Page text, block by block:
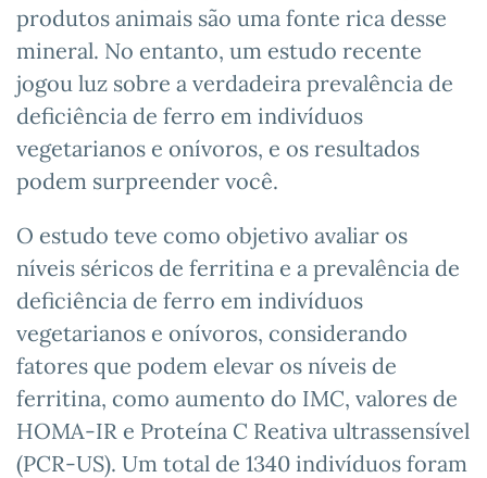
produtos animais são uma fonte rica desse
mineral. No entanto, um estudo recente
jogou luz sobre a verdadeira prevalência de
deficiência de ferro em indivíduos
vegetarianos e onívoros, e os resultados
podem surpreender você.
O estudo teve como objetivo avaliar os
níveis séricos de ferritina e a prevalência de
deficiência de ferro em indivíduos
vegetarianos e onívoros, considerando
fatores que podem elevar os níveis de
ferritina, como aumento do IMC, valores de
HOMA-IR e Proteína C Reativa ultrassensível
(PCR-US). Um total de 1340 indivíduos foram